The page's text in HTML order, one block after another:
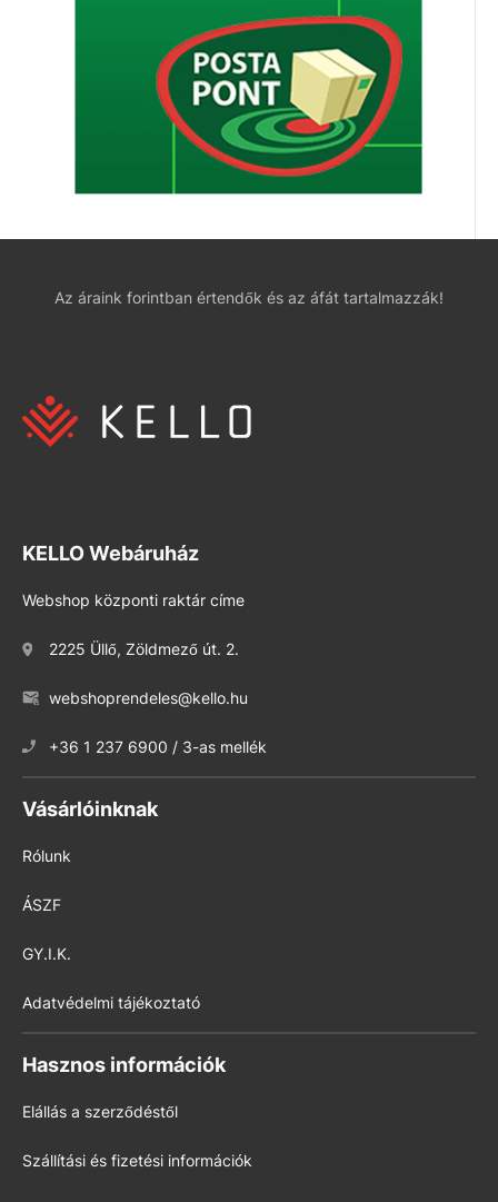
Az áraink forintban értendők és az áfát tartalmazzák!
KELLO Webáruház
Webshop központi raktár címe
2225 Üllő, Zöldmező út. 2.
webshoprendeles@kello.hu
+36 1 237 6900 / 3-as mellék
Vásárlóinknak
Rólunk
ÁSZF
GY.I.K.
Adatvédelmi tájékoztató
Hasznos információk
Elállás a szerződéstől
Szállítási és fizetési információk